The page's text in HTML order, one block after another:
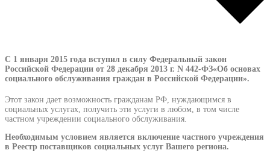
С 1 января 2015 года вступил в силу Федеральный закон
Российской Федерации от 28 декабря 2013 г. N 442-ФЗ«Об основах
социального обслуживания граждан в Российской Федерации».
Этот закон дает возможность гражданам РФ, нуждающимся в
социальных услугах, получить эти услуги в любом, в том числе
частном учреждении социального обслуживания.
Необходимым условием является включение частного учреждения
в Реестр поставщиков социальных услуг Вашего региона.